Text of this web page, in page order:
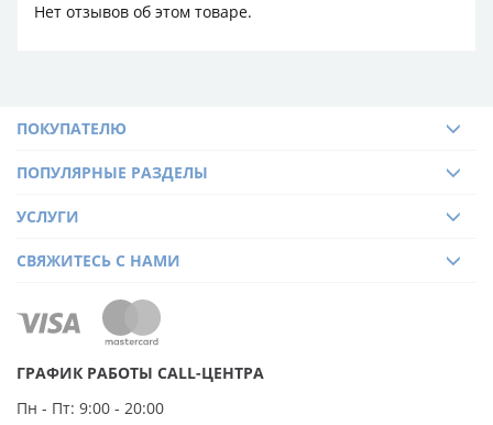
Нет отзывов об этом товаре.
ПОКУПАТЕЛЮ
ПОПУЛЯРНЫЕ РАЗДЕЛЫ
УСЛУГИ
ГРАФИК РАБОТЫ CALL-ЦЕНТРА
Пн - Пт: 9:00 - 20:00
СВЯЖИТЕСЬ С НАМИ